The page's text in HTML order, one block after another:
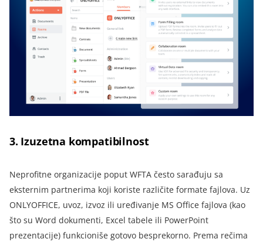
3. Izuzetna kompatibilnost
Neprofitne organizacije poput WFTA često sarađuju sa
eksternim partnerima koji koriste različite formate fajlova. Uz
ONLYOFFICE, uvoz, izvoz ili uređivanje MS Office fajlova (kao
što su Word dokumenti, Excel tabele ili PowerPoint
prezentacije) funkcioniše gotovo besprekorno. Prema rečima